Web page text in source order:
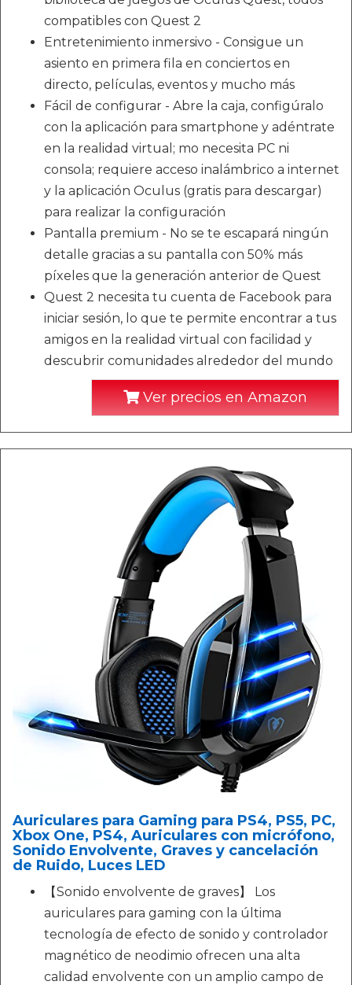
compatibles con Quest 2
Entretenimiento inmersivo - Consigue un
asiento en primera fila en conciertos en
directo, películas, eventos y mucho más
Fácil de configurar - Abre la caja, configúralo
con la aplicación para smartphone y adéntrate
en la realidad virtual; mo necesita PC ni
consola; requiere acceso inalámbrico a internet
y la aplicación Oculus (gratis para descargar)
para realizar la configuración
Pantalla premium - No se te escapará ningún
detalle gracias a su pantalla con 50% más
píxeles que la generación anterior de Quest
Quest 2 necesita tu cuenta de Facebook para
iniciar sesión, lo que te permite encontrar a tus
amigos en la realidad virtual con facilidad y
descubrir comunidades alrededor del mundo
Ver precios en Amazon
Auriculares para Gaming para PS4, PS5, PC,
Xbox One, PS4, Auriculares con micrófono,
Sonido Envolvente, Graves y cancelación
de Ruido, Luces LED
【Sonido envolvente de graves】 Los
auriculares para gaming con la última
tecnología de efecto de sonido y controlador
magnético de neodimio ofrecen una alta
calidad envolvente con un amplio campo de